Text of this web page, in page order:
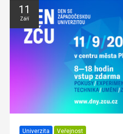
11
Září
Univerzita Veřejnost